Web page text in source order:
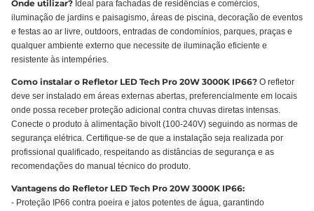
Onde utilizar? Ideal para fachadas de residências e comércios,
iluminação de jardins e paisagismo, áreas de piscina, decoração de eventos
e festas ao ar livre, outdoors, entradas de condomínios, parques, praças e
qualquer ambiente externo que necessite de iluminação eficiente e
resistente às intempéries.
Como instalar o Refletor LED Tech Pro 20W 3000K IP66? O refletor
deve ser instalado em áreas externas abertas, preferencialmente em locais
onde possa receber proteção adicional contra chuvas diretas intensas.
Conecte o produto à alimentação bivolt (100-240V) seguindo as normas de
segurança elétrica. Certifique-se de que a instalação seja realizada por
profissional qualificado, respeitando as distâncias de segurança e as
recomendações do manual técnico do produto.
Vantagens do Refletor LED Tech Pro 20W 3000K IP66:
- Proteção IP66 contra poeira e jatos potentes de água, garantindo